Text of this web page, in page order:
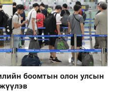
боомтын олон улсын